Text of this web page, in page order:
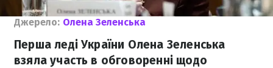
Джерело: Олена Зеленська
Перша леді України Олена Зеленська
взяла участь в обговоренні щодо